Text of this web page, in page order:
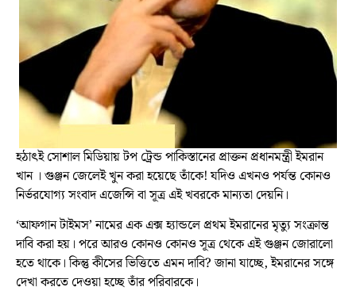
হঠাৎই সোশাল মিডিয়ায় টপ ট্রেন্ড পাকিস্তানের প্রাক্তন প্রধানমন্ত্রী ইমরান
খান । গুঞ্জন জেলেই খুন করা হয়েছে তাঁকে! যদিও এখনও পর্যন্ত কোনও
নির্ভরযোগ্য সংবাদ এজেন্সি বা সূত্র এই খবরকে মান্যতা দেয়নি।
‘আফগান টাইমস’ নামের এক এক্স হ্যান্ডলে প্রথম ইমরানের মৃত্যু সংক্রান্ত
দাবি করা হয়। পরে আরও কোনও কোনও সূত্র থেকে এই গুঞ্জন জোরালো
হতে থাকে। কিন্তু কীসের ভিত্তিতে এমন দাবি? জানা যাচ্ছে, ইমরানের সঙ্গে
দেখা করতে দেওয়া হচ্ছে তাঁর পরিবারকে।